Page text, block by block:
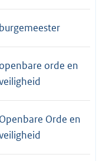
burgemeester
openbare orde en
Openbare Orde en